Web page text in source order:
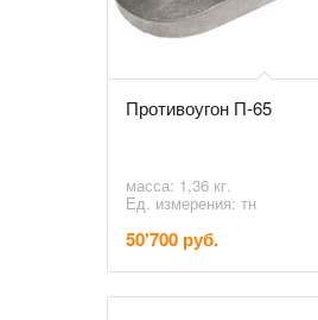
Противоугон П-65
масса: 1,36 кг.
Ед. измерения: тн
50'700 руб.